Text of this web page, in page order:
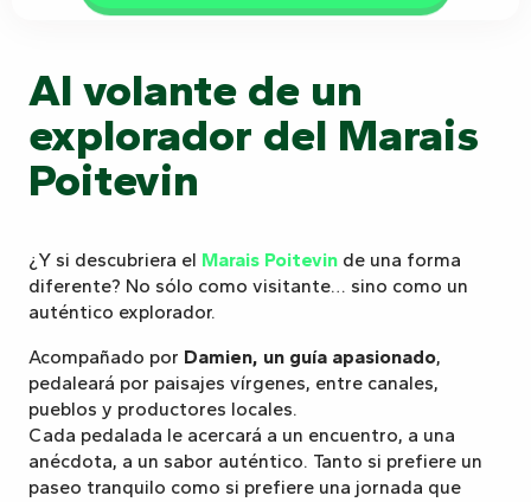
Al volante de un
explorador del Marais
Poitevin
¿Y si descubriera el Marais Poitevin de una forma
diferente? No sólo como visitante… sino como un
auténtico explorador.
Acompañado por Damien, un guía apasionado,
pedaleará por paisajes vírgenes, entre canales,
pueblos y productores locales.
Cada pedalada le acercará a un encuentro, a una
anécdota, a un sabor auténtico. Tanto si prefiere un
paseo tranquilo como si prefiere una jornada que